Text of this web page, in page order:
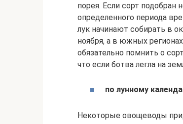
порея. Если сорт подобран
определенного периода
лук начинают собирать в
ноября, а в южных
обязательно помнить о
что если ботва легла на
по лунному
Некоторые овощеводы